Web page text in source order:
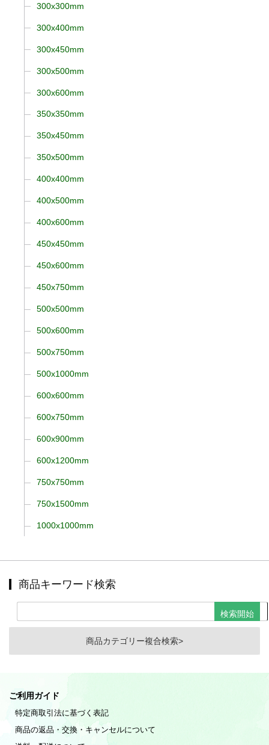
300x300mm
300x400mm
300x450mm
300x500mm
300x600mm
350x350mm
350x450mm
350x500mm
400x400mm
400x500mm
400x600mm
450x450mm
450x600mm
450x750mm
500x500mm
500x600mm
500x750mm
500x1000mm
600x600mm
600x750mm
600x900mm
600x1200mm
750x750mm
750x1500mm
1000x1000mm
商品キーワード検索
商品カテゴリー複合検索>
ご利用ガイド
特定商取引法に基づく表記
商品の返品・交換・キャンセルについて